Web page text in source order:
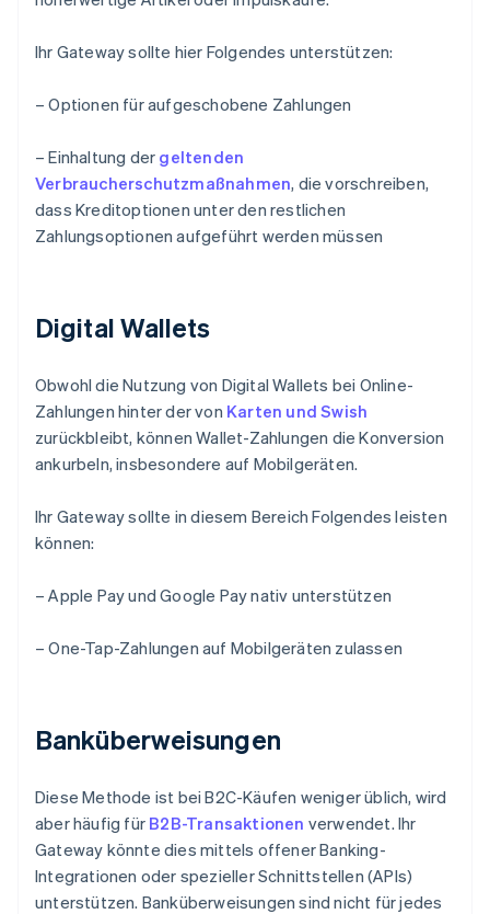
Ihr Gateway sollte hier Folgendes unterstützen:
– Optionen für aufgeschobene Zahlungen
– Einhaltung der geltenden
Verbraucherschutzmaßnahmen, die vorschreiben,
dass Kreditoptionen unter den restlichen
Zahlungsoptionen aufgeführt werden müssen
Digital Wallets
Obwohl die Nutzung von Digital Wallets bei Online-
Zahlungen hinter der von Karten und Swish
zurückbleibt, können Wallet-Zahlungen die Konversion
ankurbeln, insbesondere auf Mobilgeräten.
Ihr Gateway sollte in diesem Bereich Folgendes leisten
können:
– Apple Pay und Google Pay nativ unterstützen
– One-Tap-Zahlungen auf Mobilgeräten zulassen
Banküberweisungen
Diese Methode ist bei B2C-Käufen weniger üblich, wird
aber häufig für B2B-Transaktionen verwendet. Ihr
Gateway könnte dies mittels offener Banking-
Integrationen oder spezieller Schnittstellen (APIs)
unterstützen. Banküberweisungen sind nicht für jedes